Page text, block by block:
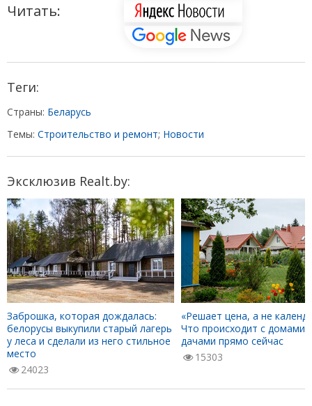
Читать:
Теги:
Страны: Беларусь
Темы: Строительство и ремонт; Новости
Эксклюзив Realt.by:
Заброшка, которая дождалась:
белорусы выкупили старый лагерь
у леса и сделали из него стильное
место
24023
«Решает цена, а не
Что происходит с домами
дачами прямо сейчас
15303